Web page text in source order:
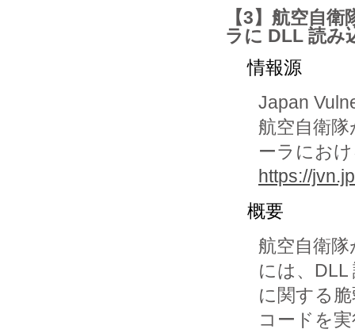
【3】航空自
ラに DLL 読み
情報源
Japan
航空自衛
ーラにお
https://
概要
航空自衛
には、DLL
に関する
コードを